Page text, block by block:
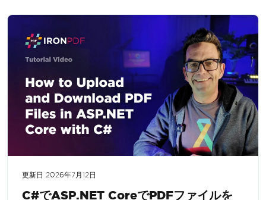
更新日 2026年7月12日
C#でASP.NET CoreでPDFファイルを